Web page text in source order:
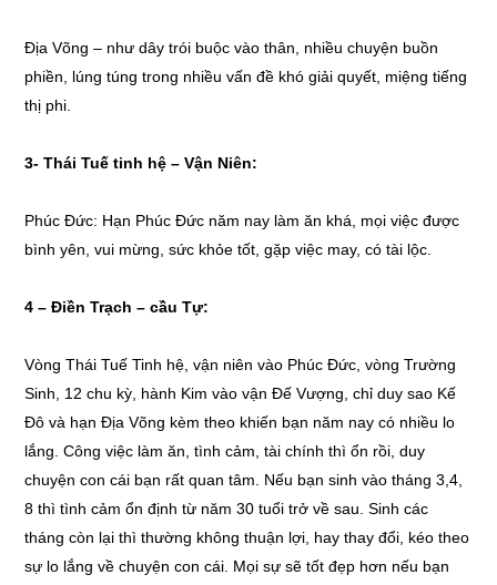
Địa Võng – như dây trói buộc vào thân, nhiều chuyện buồn
phiền, lúng túng trong nhiều vấn đề khó giải quyết, miệng tiếng
thị phi.
3- Thái Tuế tinh hệ – Vận Niên:
Phúc Đức: Hạn Phúc Đức năm nay làm ăn khá, mọi việc được
bình yên, vui mừng, sức khỏe tốt, gặp việc may, có tài lộc.
4 – Điền Trạch – cầu Tự:
Vòng Thái Tuế Tinh hệ, vận niên vào Phúc Đức, vòng Trường
Sinh, 12 chu kỳ, hành Kim vào vận Đế Vượng, chỉ duy sao Kế
Đô và hạn Địa Võng kèm theo khiến bạn năm nay có nhiều lo
lắng. Công việc làm ăn, tình cảm, tài chính thì ổn rồi, duy
chuyện con cái bạn rất quan tâm. Nếu bạn sinh vào tháng 3,4,
8 thì tình cảm ổn định từ năm 30 tuổi trở về sau. Sinh các
tháng còn lại thì thường không thuận lợi, hay thay đổi, kéo theo
sự lo lắng về chuyện con cái. Mọi sự sẽ tốt đẹp hơn nếu bạn